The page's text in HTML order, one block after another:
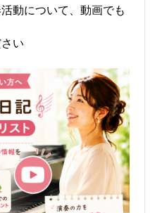
動について、動画でも
い